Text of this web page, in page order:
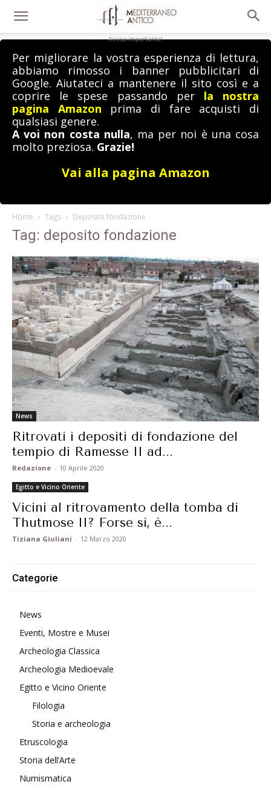
Avviso importante!
Per migliorare la vostra esperienza di lettura,
abbiamo rimosso i banner pubblicitari di
Google. Aiutateci a mantenere il sito così e a
coprire le spese passando per la nostra
pagina Amazon prima di fare acquisti di
qualsiasi genere.
A voi non costa nulla, ma per noi è una cosa
molto preziosa. Grazie!
Vai alla pagina Amazon
Home Tags Deposito fondazione
Tag: deposito fondazione
News
Ritrovati i depositi di fondazione del
tempio di Ramesse II ad...
Redazione - 10 Aprile 2020
Egitto e Vicino Oriente
Vicini al ritrovamento della tomba di
Thutmose II? Forse sì, è...
Tiziana Giuliani - 12 Marzo 2020
Categorie
News
Eventi, Mostre e Musei
Archeologia Classica
Archeologia Medioevale
Egitto e Vicino Oriente
Filologia
Storia e archeologia
Etruscologia
Storia dell’Arte
Numismatica